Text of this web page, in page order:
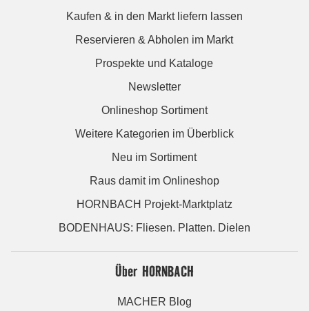
Kaufen & in den Markt liefern lassen
Reservieren & Abholen im Markt
Prospekte und Kataloge
Newsletter
Onlineshop Sortiment
Weitere Kategorien im Überblick
Neu im Sortiment
Raus damit im Onlineshop
HORNBACH Projekt-Marktplatz
BODENHAUS: Fliesen. Platten. Dielen
Über HORNBACH
MACHER Blog